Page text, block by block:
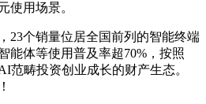
使用场景。
个销量位居全国前列的智能终端
能体等使用普及率超70%，按照
范畴投资创业成长的财产生态。